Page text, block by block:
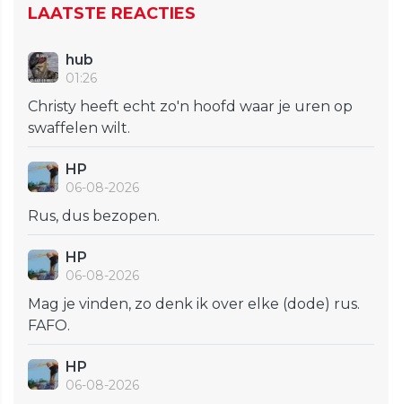
LAATSTE REACTIES
hub
01:26
Christy heeft echt zo'n hoofd waar je uren op
swaffelen wilt.
HP
06-08-2026
Rus, dus bezopen.
HP
06-08-2026
Mag je vinden, zo denk ik over elke (dode) rus.
FAFO.
HP
06-08-2026